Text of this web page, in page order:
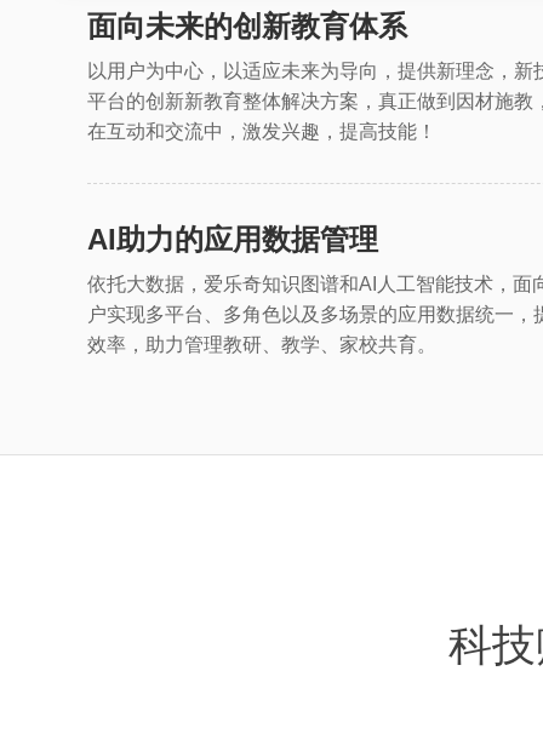
面向未来的创新教育体系
以用户为中心，以适应未来为导向，提供新理念，新
平台的创新新教育整体解决方案，真正做到因材施教
在互动和交流中，激发兴趣，提高技能！
AI助力的应用数据管理
依托大数据，爱乐奇知识图谱和AI人工智能技术，面
户实现多平台、多角色以及多场景的应用数据统一，
效率，助力管理教研、教学、家校共育。
科